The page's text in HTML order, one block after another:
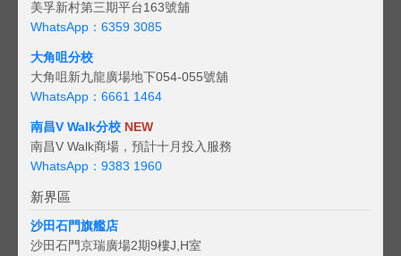
美孚新村第三期平台163號舖
WhatsApp：6359 3085
大角咀分校
大角咀新九龍廣場地下054-055號舖
WhatsApp：6661 1464
南昌V Walk分校 NEW
南昌V Walk商場，預計十月投入服務
WhatsApp：9383 1960
新界區
沙田石門旗艦店
沙田石門京瑞廣場2期9樓J,H室